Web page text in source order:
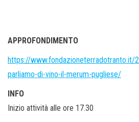
APPROFONDIMENTO
https://
parliamo-di-vino-il-merum-pugliese/
INFO
Inizio attività alle ore 17.30